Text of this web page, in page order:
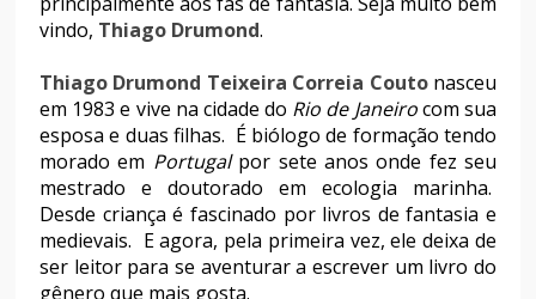
vindo, Thiago Drumond.
Thiago Drumond Teixeira Correia Coutonasceu
em 1983 e vive na cidade do Rio de Janeirocom sua
esposa e duas filhas. É biólogo de formação tendo
morado em Portugal por sete anos onde fez seu
mestrado e doutorado em ecologia marinha.
Desde criança é fascinado por livros de fantasia e
medievais. E agora, pela primeira vez, ele deixa de
ser leitor para se aventurar a escrever um livro do
gênero que mais gosta.